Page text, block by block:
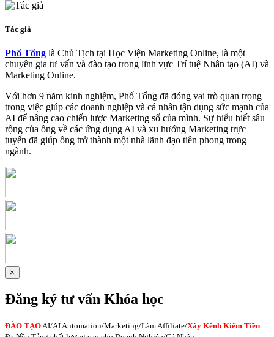
Tác giả
Phố Tổng là Chủ Tịch tại Học Viện Marketing Online, là một
chuyên gia tư vấn và đào tạo trong lĩnh vực Trí tuệ Nhân tạo (AI) và
Marketing Online.
Với hơn 9 năm kinh nghiệm, Phố Tổng đã đóng vai trò quan trọng
trong việc giúp các doanh nghiệp và cá nhân tận dụng sức mạnh của
AI để nâng cao chiến lược Marketing số của mình. Sự hiểu biết sâu
rộng của ông về các ứng dụng AI và xu hướng Marketing trực
tuyến đã giúp ông trở thành một nhà lãnh đạo tiên phong trong
ngành.
×
Đăng ký tư vấn Khóa học
ĐÀO TẠOAI/AI Automation/Marketing/Làm Affiliate/Xây Kênh Kiếm Tiền